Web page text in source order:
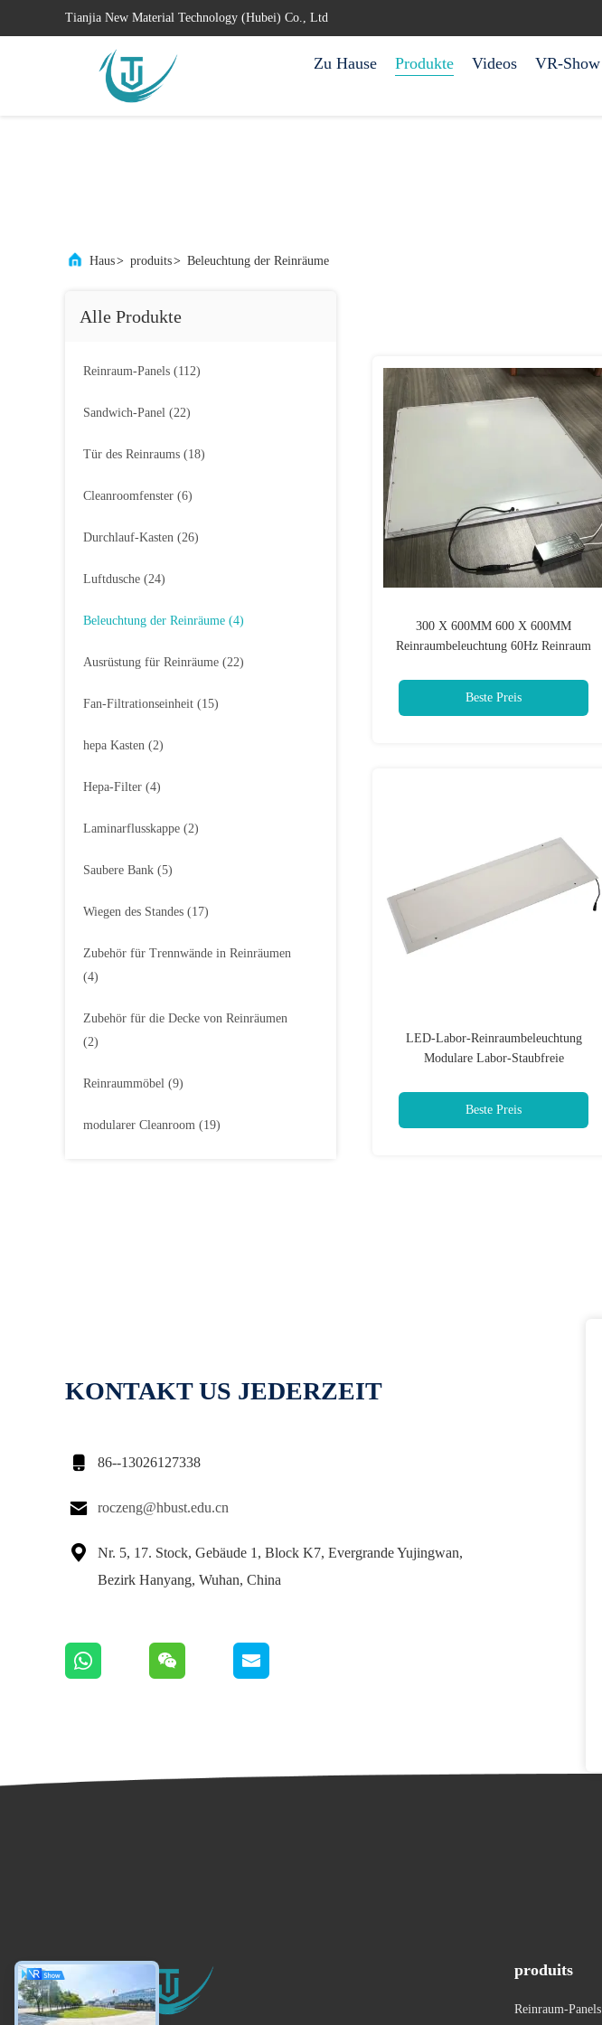
Tianjia New Material Technology (Hubei) Co., Ltd
Zu Hause Produkte Videos VR-Show
Haus> produits> Beleuchtung der Reinräume
Alle Produkte
Reinraum-Panels (112)
Sandwich-Panel (22)
Tür des Reinraums (18)
Cleanroomfenster (6)
Durchlauf-Kasten (26)
Luftdusche (24)
Beleuchtung der Reinräume (4)
Ausrüstung für Reinräume (22)
Fan-Filtrationseinheit (15)
hepa Kasten (2)
Hepa-Filter (4)
Laminarflusskappe (2)
Saubere Bank (5)
Wiegen des Standes (17)
Zubehör für Trennwände in Reinräumen
(4)
Zubehör für die Decke von Reinräumen
(2)
Reinraummöbel (9)
modularer Cleanroom (19)
300 X 600MM 600 X 600MM
Reinraumbeleuchtung 60Hz Reinraum
Beste Preis
LED-Labor-Reinraumbeleuchtung
Modulare Labor-Staubfreie
Beste Preis
KONTAKT US JEDERZEIT
 86--13026127338
 roczeng@hbust.edu.cn

Nr. 5, 17. Stock, Gebäude 1, Block K7, Evergrande Yujingwan,
Bezirk Hanyang, Wuhan, China
produits
Reinraum-Panels